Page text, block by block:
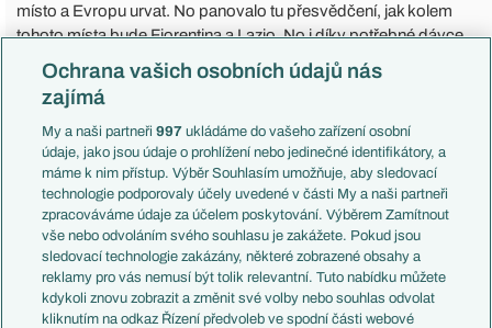
místo a Evropu urvat. No panovalo tu přesvědčení, jak kolem
tohoto místa bude Fiorentina a Lazio. No i díky potřebné dávce
štěstí se zadařilo (hlavně tedy ony dva týmy nám to usnadnily
že..)
odešla síla a trošku se nám nedaří v obraně a vlastně ani v útoku.
Paz je tak 50% Pazem, přijde mi, že na to až moc tlačí, aby byl tím
rozdílovým hráčem. Nedávno tvrdil, jak je hlavou pořád v Comu
a že jak to bude po sezóně se rozhodne až skončí sezóna v Seria
A. No na hřišti tak ale nepůsobí. Baturina od tého povedeného
vstupu do nového roku spíš jen kazí, než že by něco ukazoval,
Diao se ještě nerozkoukal po zranění a Rodriguez měl teď také
slabé zápasy. Moratu ani nemusím zmiňovat..
Ochrana vašich osobních údajů nás
zajímá
My a naši partneři997 ukládáme do vašeho zařízení osobní
údaje, jako jsou údaje o prohlížení nebo jedinečné identifikátory, a
máme k nim přístup. Výběr Souhlasím umožňuje, aby sledovací
technologie podporovaly účely uvedené v části My a naši partneři
zpracováváme údaje za účelem poskytování. Výběrem Zamítnout
vše nebo odvoláním svého souhlasu je zakážete. Pokud jsou
sledovací technologie zakázány, některé zobrazené obsahy a
reklamy pro vás nemusí být tolik relevantní. Tuto nabídku můžete
kdykoli znovu zobrazit a změnit své volby nebo souhlas odvolat
kliknutím na odkaz Řízení předvoleb ve spodní části webové